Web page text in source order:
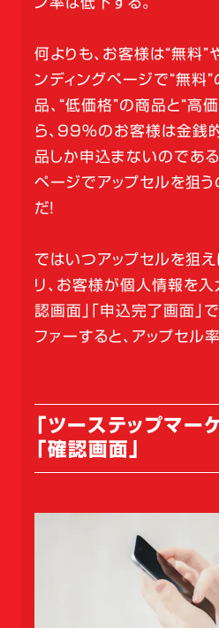
何よりも、お客様は“無料”
ンディングページで“無料
品、“低価格”の商品と“高
ら、99％のお客様は金銭
品しか申込まないのである
ページでアップセルを狙う
だ！
ではいつアップセルを狙
リ、お客様が個人情報を入
認画面」「申込完了画面」
ファーすると、アップセル
「ツーステップマー
「確認画面」